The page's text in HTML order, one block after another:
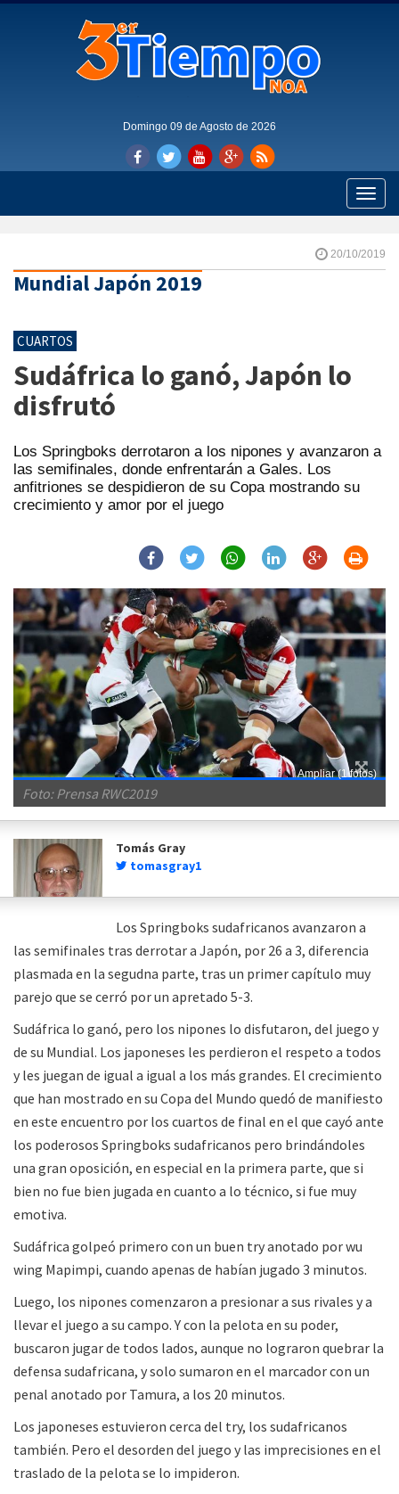
Domingo 09 de Agosto de 2026
Toggle
20/10/2019
Mundial Japón 2019
CUARTOS
Sudáfrica lo ganó, Japón lo
disfrutó
Los Springboks derrotaron a los nipones y avanzaron a
las semifinales, donde enfrentarán a Gales. Los
anfitriones se despidieron de su Copa mostrando su
crecimiento y amor por el juego
Ampliar (1 fotos)
Foto: Prensa RWC2019
Tomás Gray
tomasgray1
Los Springboks sudafricanos avanzaron a
las semifinales tras derrotar a Japón, por 26 a 3, diferencia
plasmada en la segudna parte, tras un primer capítulo muy
parejo que se cerró por un apretado 5-3.
Sudáfrica lo ganó, pero los nipones lo disfutaron, del juego y
de su Mundial. Los japoneses les perdieron el respeto a todos
y les juegan de igual a igual a los más grandes. El crecimiento
que han mostrado en su Copa del Mundo quedó de manifiesto
en este encuentro por los cuartos de final en el que cayó ante
los poderosos Springboks sudafricanos pero brindándoles
una gran oposición, en especial en la primera parte, que si
bien no fue bien jugada en cuanto a lo técnico, si fue muy
emotiva.
Sudáfrica golpeó primero con un buen try anotado por wu
wing Mapimpi, cuando apenas de habían jugado 3 minutos.
Luego, los nipones comenzaron a presionar a sus rivales y a
llevar el juego a su campo. Y con la pelota en su poder,
buscaron jugar de todos lados, aunque no lograron quebrar la
defensa sudafricana, y solo sumaron en el marcador con un
penal anotado por Tamura, a los 20 minutos.
Los japoneses estuvieron cerca del try, los sudafricanos
también. Pero el desorden del juego y las imprecisiones en el
traslado de la pelota se lo impideron.